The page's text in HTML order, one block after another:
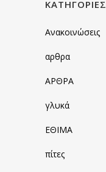
KΑΤΗΓΟΡΊΕΣ
Ανακοινώσεις
αρθρα
ΑΡΘΡΑ
γλυκά
ΕΘΙΜΑ
πίτες